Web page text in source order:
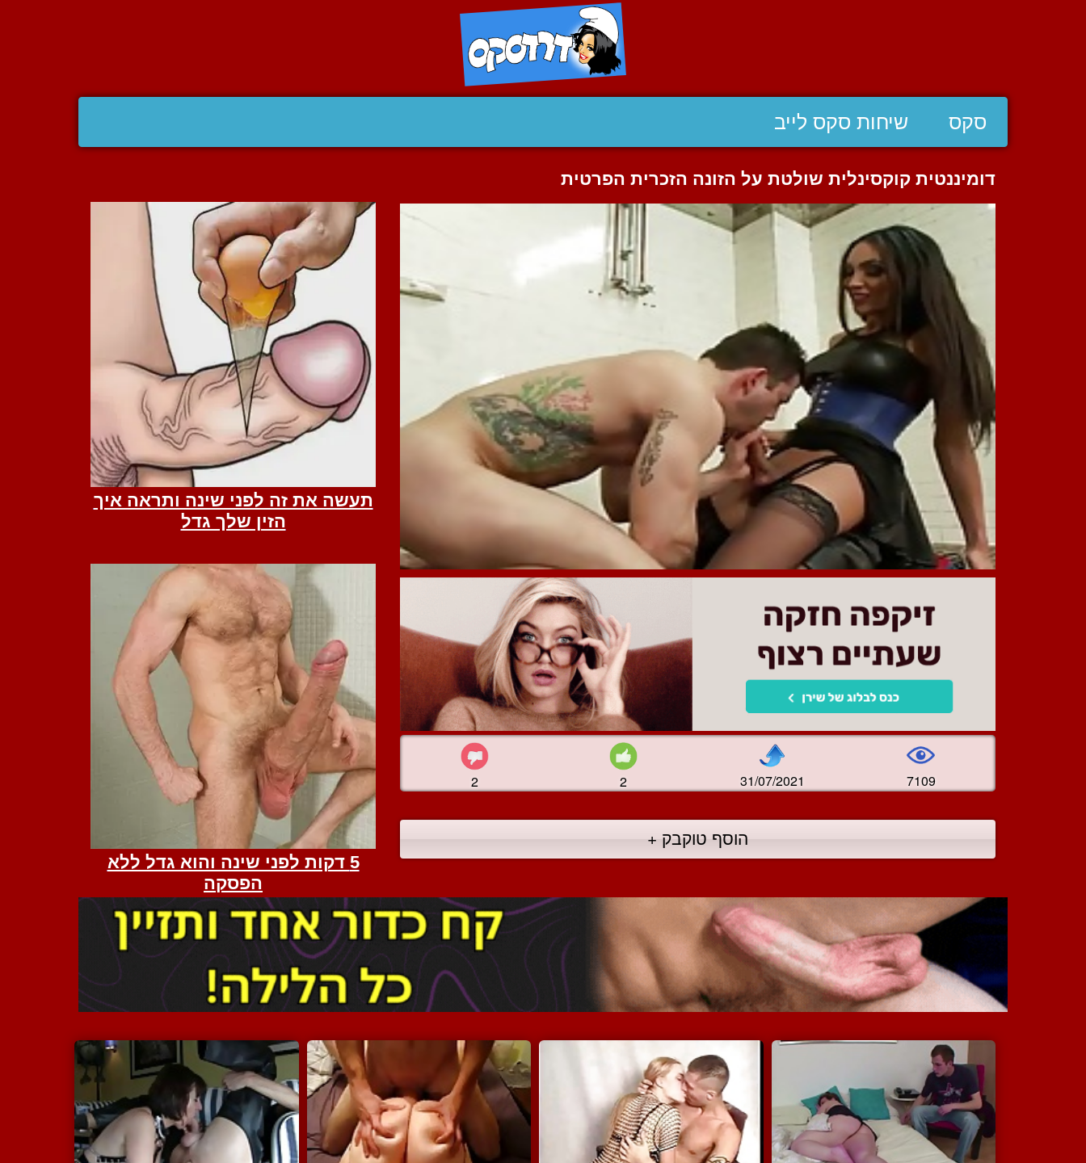
סקס שיחות סקס לייב
דומיננטית קוקסינלית שולטת על הזונה הזכרית הפרטית
2 2 31/07/2021 7109
הוסף טוקבק +